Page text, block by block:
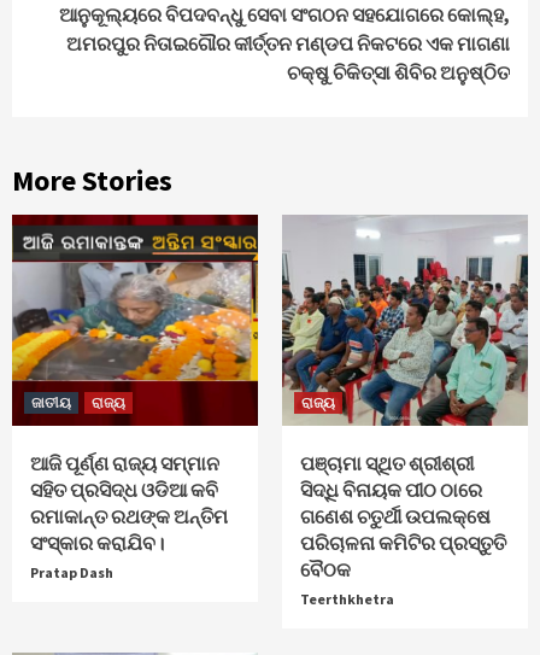
ଆନୁକୂଲ୍ୟରେ ବିପଦବନ୍ଧୁ ସେବା ସଂଗଠନ ସହଯୋଗରେ କୋଲ୍ହ,
ଅମରପୁର ନିତାଇଗୌର କୀର୍ତ୍ତନ ମଣ୍ଡପ ନିକଟରେ ଏକ ମାଗଣା
ଚକ୍ଷୁ ଚିକିତ୍ସା ଶିବିର ଅନୁଷ୍ଠିତ
More Stories
ଜାତୀୟ ରାଜ୍ୟ
ଆଜି ପୂର୍ଣ୍ଣ ରାଜ୍ୟ ସମ୍ମାନ
ସହିତ ପ୍ରସିଦ୍ଧ ଓଡିଆ କବି
ରମାକାନ୍ତ ରଥଙ୍କ ଅନ୍ତିମ
ସଂସ୍କାର କରାଯିବ।
Pratap Dash
ରାଜ୍ୟ
ପଞ୍ଚାମା ସ୍ଥିତ ଶ୍ରୀଶ୍ରୀ
ସିଦ୍ଧି ବିନାୟକ ପୀଠ ଠାରେ
ଗଣେଶ ଚତୁର୍ଥୀ ଉପଲକ୍ଷେ
ପରିଚାଳନା କମିଟିର ପ୍ରସ୍ତୁତି
ବୈଠକ
Teerthkhetra